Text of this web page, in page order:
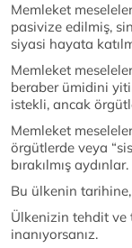
Memleket
pasivize edilmiş,
siyasi hayata
Memleket
beraber ümidini
istekli, ancak
Memleket
örgütlerde veya
bırakılmış aydınlar.
Bu ülkenin
Ülkenizin tehdit ve
inanıyorsanız.